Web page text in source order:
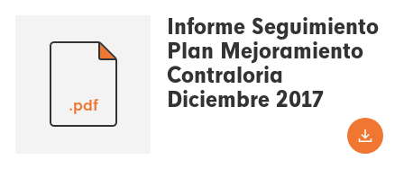
.pdf
Informe Seguimiento
Plan Mejoramiento
Contraloria
Diciembre 2017